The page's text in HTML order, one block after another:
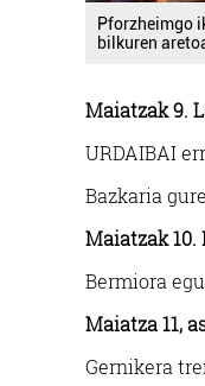
Pforzheimgo
bilkuren
Maiatzak 9.
URDAIBAI
Bazkaria
Maiatzak 10.
Bermiora
Maiatza 11,
Gernikera